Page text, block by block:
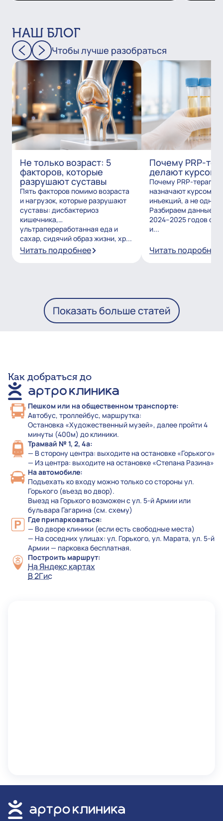
НАШ БЛОГ
Чтобы лучше разобраться
Не только возраст: 5
факторов, которые
разрушают суставы
Пять факторов помимо возраста
и нагрузок, которые разрушают
суставы: дисбактериоз
кишечника,
ультрапереработанная еда и
сахар, сидячий образ жизни, хр...
Читать подробнее
Почему PRP-
делают курсом?
Почему PRP-
назначают курсом из
инъекций, а не
Разбираем данные
2024–2025 годов о
и...
Читать подробнее
Показать больше статей
Как добраться до
Пешком или на общественном транспорте:
Автобус, троллейбус, маршрутка:
Остановка «Художественный музей», далее пройти 4
минуты (400м) до клиники.
Трамвай № 1, 2, 4а:
— В сторону центра: выходите на остановке «Горького»
— Из центра: выходите на остановке «Степана Разина»
На автомобиле:
Подъехать ко входу можно только со стороны ул.
Горького (въезд во двор).
Выезд на Горького возможен с ул. 5-й Армии или
бульвара Гагарина (см. схему)
Где припарковаться:
— Во дворе клиники (если есть свободные места)
— На соседних улицах: ул. Горького, ул. Марата, ул. 5-й
Армии — парковка бесплатная.
Построить маршрут:
На Яндекс картах
В 2Гис